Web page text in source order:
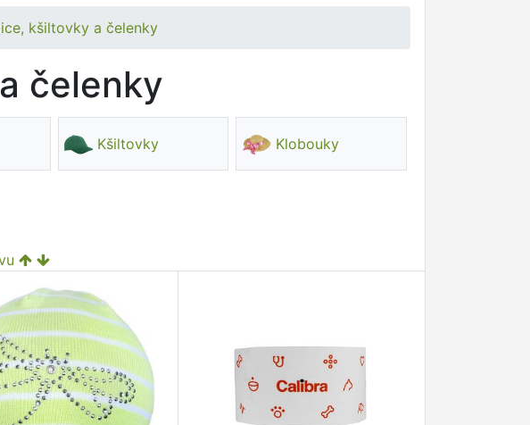
kšiltovky a čelenky
čelenky
Kšiltovky Klobouky